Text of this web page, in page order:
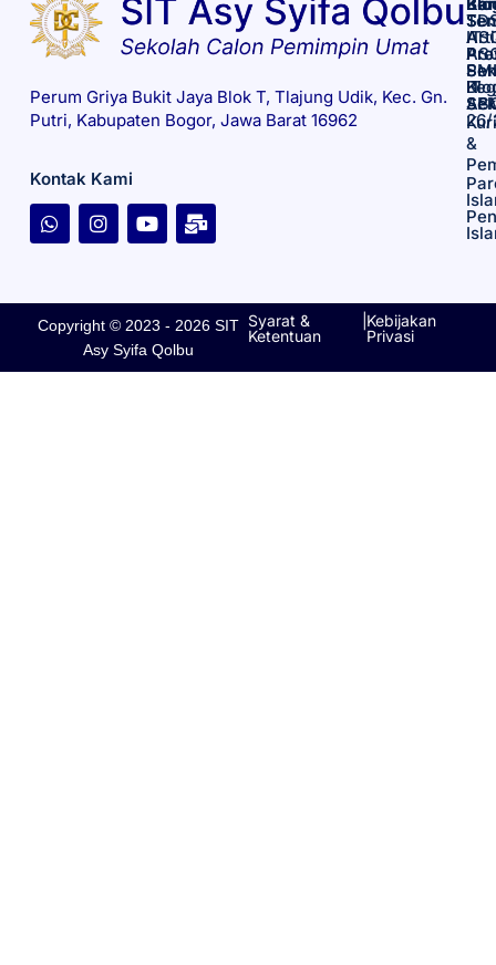
Perum Griya Bukit Jaya Blok T, Tlajung Udik, Kec. Gn.
Putri, Kabupaten Bogor, Jawa Barat 16962
Kontak Kami
h
a
p
n
s
a
m
o
u
e
a
i
u
l
&
IT
IT
Copyright © 2023 - 2026 SIT
Asy Syifa Qolbu
Syarat &
Ketentuan
|Kebijakan
Privasi